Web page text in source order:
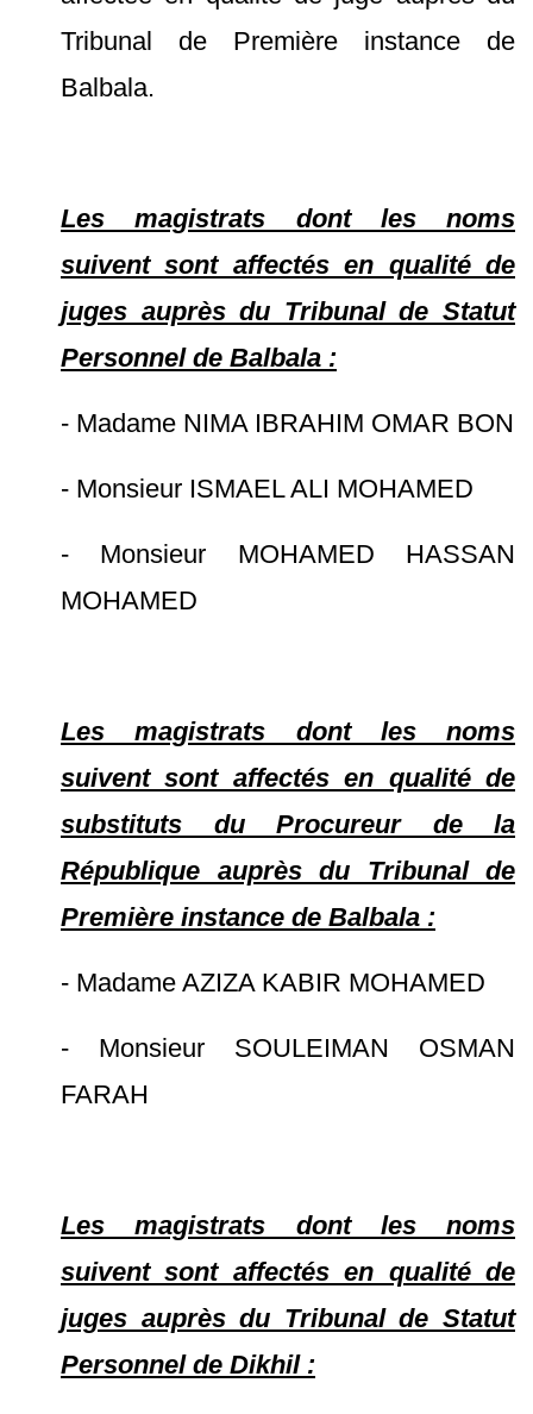
Tribunal de Première instance de
Balbala.
Les magistrats dont les noms
suivent sont affectés en qualité de
juges auprès du Tribunal de Statut
Personnel de Balbala :
- Madame NIMA IBRAHIM OMAR BON
- Monsieur ISMAEL ALI MOHAMED
- Monsieur MOHAMED HASSAN
MOHAMED
Les magistrats dont les noms
suivent sont affectés en qualité de
substituts du Procureur de la
République auprès du Tribunal de
Première instance de Balbala :
- Madame AZIZA KABIR MOHAMED
- Monsieur SOULEIMAN OSMAN
FARAH
Les magistrats dont les noms
suivent sont affectés en qualité de
juges auprès du Tribunal de Statut
Personnel de Dikhil :